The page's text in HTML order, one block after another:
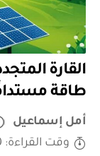
القارة
طاقة
أمل إسماعيل
وقت القراءة: 0 دقيقة